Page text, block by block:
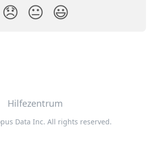
😞 😐 😃
Hilfezentrum
Data Inc. All rights reserved.